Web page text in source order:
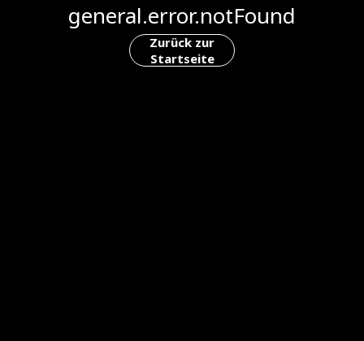
general.error.notFound
Zurück zur
Startseite